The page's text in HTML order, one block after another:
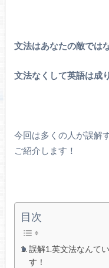
文法はあなたの敵では
文法なくして英語は成
今回は多くの人が誤解
ご紹介します！
目次
誤解1.英文法なんて
す！